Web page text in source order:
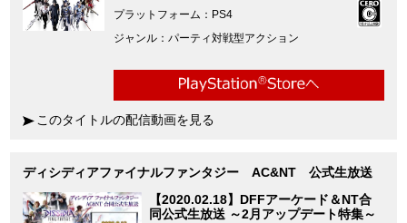
プラットフォーム
PS4
ジャンル
パーティ対戦型アクション
このタイトルの配信動画を見る
ディシディアファイナルファンタジー AC&NT 公式生放送
【2020.02.18】DFFアーケード＆NT合
同公式生放送 ～2月アップデート特集～